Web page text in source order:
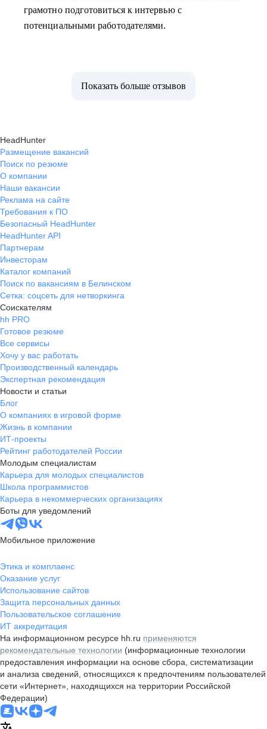
грамотно подготовиться к интервью с
потенциальными работодателями.
Показать больше отзывов
HeadHunter
Размещение вакансий
Поиск по резюме
О компании
Наши вакансии
Реклама на сайте
Требования к ПО
Безопасный HeadHunter
HeadHunter API
Партнерам
Инвесторам
Каталог компаний
Поиск по вакансиям в Белинском
Сетка: соцсеть для нетворкинга
Соискателям
hh PRO
Готовое резюме
Все сервисы
Хочу у вас работать
Производственный календарь
Экспертная рекомендация
Новости и статьи
Блог
О компаниях в игровой форме
Жизнь в компании
ИТ-проекты
Рейтинг работодателей России
Молодым специалистам
Карьера для молодых специалистов
Школа программистов
Карьера в некоммерческих организациях
Боты для уведомлений
Мобильное приложение
Этика и комплаенс
Оказание услуг
Использование сайтов
Защита персональных данных
Пользовательское соглашение
ИТ аккредитация
На информационном ресурсе hh.ru применяются
рекомендательные технологии (информационные технологии
предоставления информации на основе сбора, систематизации
и анализа сведений, относящихся к предпочтениям пользователей
сети «Интернет», находящихся на территории Российской
Федерации)